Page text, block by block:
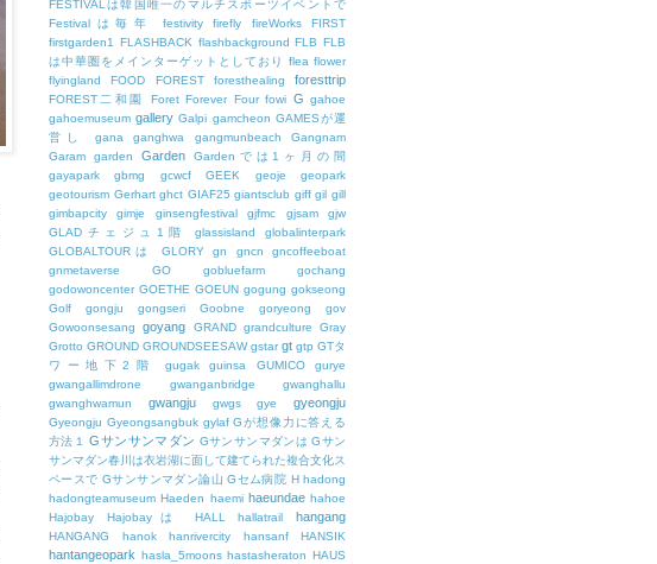
FESTIVALは韓国唯一のマルチスポーツイベントで
Festivalは毎年
festivity firefly fireWorks
FIRST
firstgarden1
FLASHBACK flashbackground FLB FLB
は中華圏をメインターゲットとしており
flea flower
flyingland
FOOD FOREST foresthealing foresttrip
FOREST二和園 Foret Forever Four fowi G gahoe
gahoemuseum gallery Galpi gamcheon GAMESが運
営し
gana ganghwa gangmunbeach
Gangnam
Garam
garden Garden
Gardenでは1ヶ月の間
gayapark
gbmg gcwcf GEEK geoje
geopark
geotourism Gerhart ghct GIAF25 giantsclub giff gil gill
gimbapcity
gimje ginsengfestival gjfmc gjsam
gjw
GLADチェジュ1階
glassisland
globalinterpark
GLOBALTOURは
GLORY gn gncn
gncoffeeboat
gnmetaverse
GO gobluefarm
gochang
godowoncenter GOETHE GOEUN gogung gokseong
Golf
gongju gongseri Goobne goryeong
gov
Gowoonsesang
goyang GRAND grandculture
Gray
Grotto GROUND GROUNDSEESAW gstar gt gtp GTタ
ワー地下2階
gugak guinsa GUMICO
gurye
gwangallimdrone
gwanganbridge
gwanghallu
gwanghwamun
gwangju gwgs gye gyeongju
Gyeongju Gyeongsangbuk gylaf Gが想像力に答える
方法１
Gサンサンマダン Gサンサンマダンは Gサン
サンマダン春川は衣岩湖に面して建てられた複合文化ス
ペースで Gサンサンマダン論山 Gセム病院 H hadong
hadongteamuseum Haeden haemi haeundae hahoe
Hajobay
Hajobayは HALL hallatrail hangang
HANGANG hanok hanrivercity hansanf HANSIK
hantangeopark hasla_5moons hastasheraton HAUS